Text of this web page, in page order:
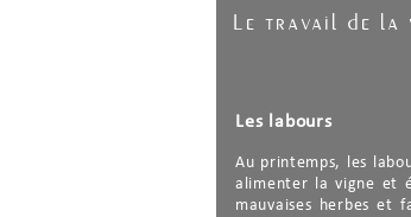
Le travail de la
Les labours
Au printemps, les
alimenter la vigne et
mauvaises herbes et